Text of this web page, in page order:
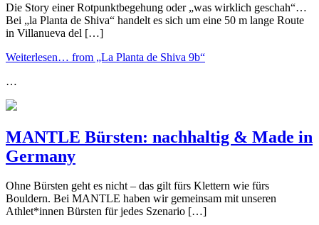
Die Story einer Rotpunktbegehung oder „was wirklich geschah“…
Bei „la Planta de Shiva“ handelt es sich um eine 50 m lange Route
in Villanueva del […]
Weiterlesen… from „La Planta de Shiva 9b“
…
MANTLE Bürsten: nachhaltig & Made in
Germany
Ohne Bürsten geht es nicht – das gilt fürs Klettern wie fürs
Bouldern. Bei MANTLE haben wir gemeinsam mit unseren
Athlet*innen Bürsten für jedes Szenario […]